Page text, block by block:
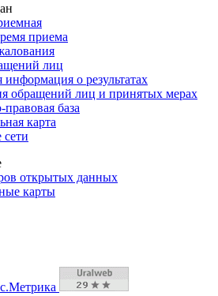
приема
лиц
о результатах
обращений лиц и принятых мерах
база
карта
открытых данных
карты